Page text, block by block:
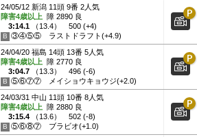
24/05/12 新潟 11頭 9番 2人気
障害4歳以上 障 2890 良
3:14.1 （13.4）
500 (+4)
③④⑤⑤
ラストドラフト(+4.9)
24/04/20 福島 14頭 13番 5人気
障害4歳以上 障 2770 良
3:04.7 （13.3）
496 (-6)
⑤⑥⑦⑦
メイショウキョウジ(+2.0)
24/03/31 中山 11頭 10番 8人気
障害4歳以上 障 2880 良
3:15.4 （13.6）
502 (-8)
⑤⑥⑧⑦
ブラビオ(+1.0)